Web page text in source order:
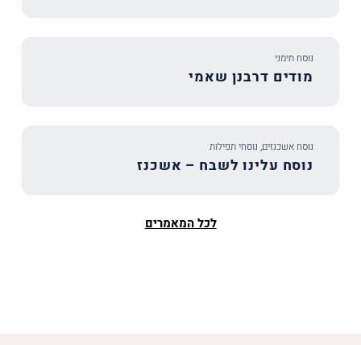
נוסח תימני
מודים דרבנן שאמי
נוסח אשכנזים, נוסחי תפילות
נוסח עלינו לשבח – אשכנז
לכל המאמרים